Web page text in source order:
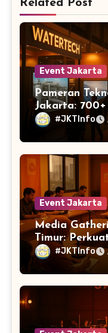
Related Post
Event Jakarta
Pameran
Jakarta:
#JKTInfo
Event Jakarta
Media
Timur:
Jurnalis#JKTInfo